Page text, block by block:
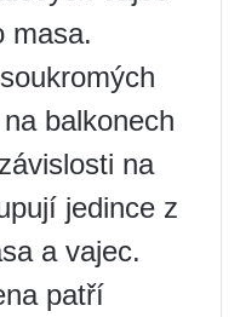
masa.
balkonech
na
jedince z
a vajec.
patří